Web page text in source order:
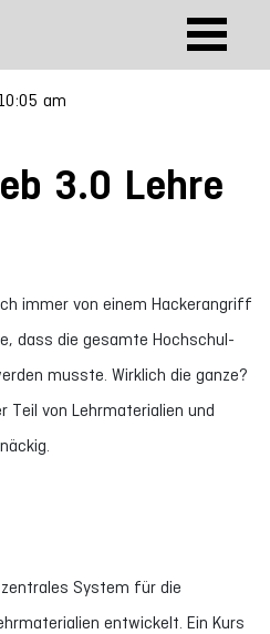
am
3.0 Lehre
immer von einem Hackerangriff
dass die gesamte Hochschul-
musste. Wirklich die ganze?
Teil von Lehrmaterialien und
System für die
entwickelt. Ein Kurs